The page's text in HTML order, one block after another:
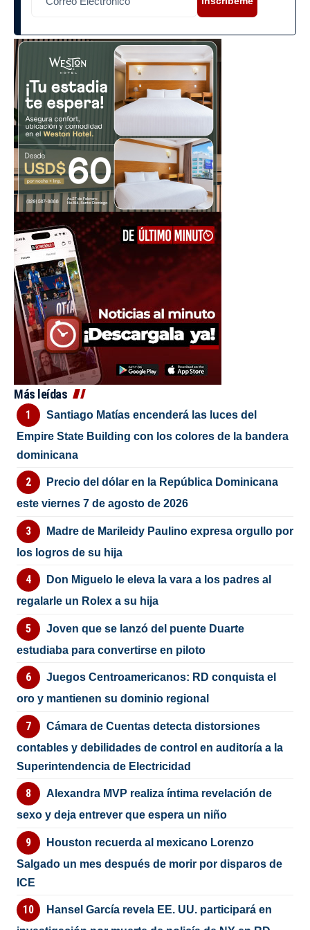
Más leídas
Santiago Matías encenderá las luces del
Empire State Building con los colores de la bandera
dominicana
Precio del dólar en la República Dominicana
este viernes 7 de agosto de 2026
Madre de Marileidy Paulino expresa orgullo por
los logros de su hija
Don Miguelo le eleva la vara a los padres al
regalarle un Rolex a su hija
Joven que se lanzó del puente Duarte
estudiaba para convertirse en piloto
Juegos Centroamericanos: RD conquista el
oro y mantienen su dominio regional
Cámara de Cuentas detecta distorsiones
contables y debilidades de control en auditoría a la
Superintendencia de Electricidad
Alexandra MVP realiza íntima revelación de
sexo y deja entrever que espera un niño
Houston recuerda al mexicano Lorenzo
Salgado un mes después de morir por disparos de
ICE
Hansel García revela EE. UU. participará en